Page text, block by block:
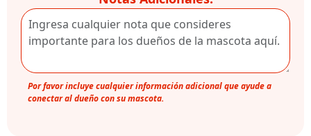
Por favor incluye cualquier información adicional que ayude a
conectar al dueño con su mascota.